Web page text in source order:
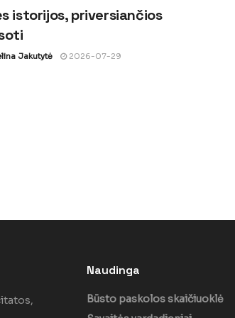
istorijos, priversiančios
Jakutytė 2026-07-29
Naudinga
Būsto paskolos skaičiuoklė